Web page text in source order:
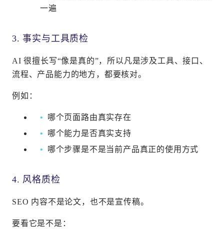
一遍
3. 事实与工具质检
AI 很擅长写“像是真的”，所以凡是涉及工具、接口、
流程、产品能力的地方，都要核对。
例如：
哪个页面路由真实存在
哪个能力是否真实支持
哪个步骤是不是当前产品真正的使用方式
4. 风格质检
SEO 内容不是论文，也不是宣传稿。
要看它是不是：